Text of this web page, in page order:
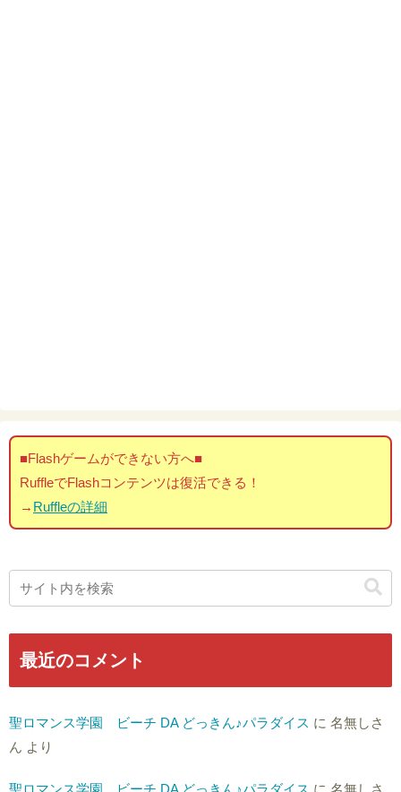
■Flashゲームができない方へ■
RuffleでFlashコンテンツは復活できる！
→ Ruffleの詳細
最近のコメント
聖ロマンス学園 ビーチ DA どっきん♪パラダイス に 名無しさ
ん より
聖ロマンス学園 ビーチ DA どっきん♪パラダイス に 名無しさ